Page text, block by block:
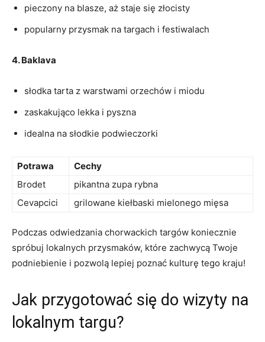
pieczony na blasze, aż staje się złocisty
popularny przysmak na⁤ targach i​ festiwalach
4. Baklava
słodka tarta z warstwami orzechów i miodu
zaskakująco lekka‌ i pyszna
idealna na słodkie ‌podwieczorki
Potrawa
Cechy
Brodet
pikantna‍ zupa rybna
Cevapcici
grilowane kiełbaski mielonego mięsa
Podczas odwiedzania chorwackich targów koniecznie
spróbuj lokalnych przysmaków, które zachwycą Twoje
podniebienie ‍i pozwolą lepiej poznać ‌kulturę tego kraju!
Jak przygotować się ​do wizyty na
lokalnym targu?